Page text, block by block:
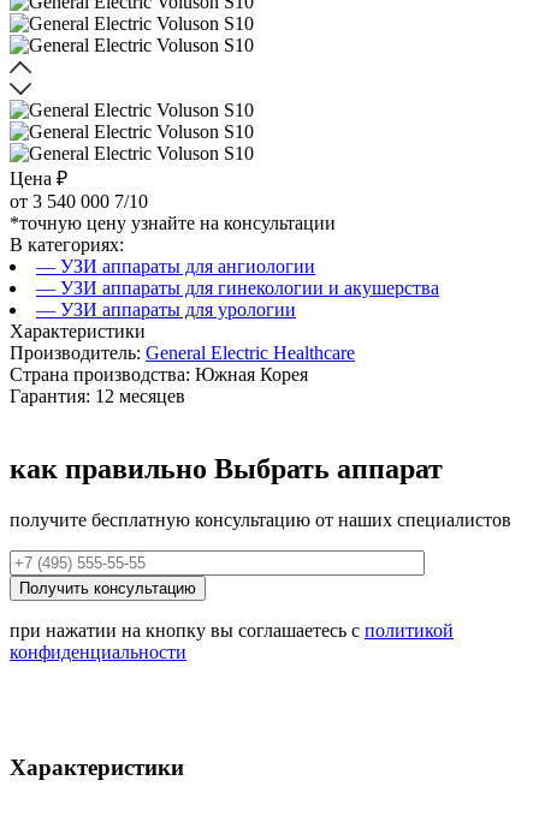
Цена ₽
от 3 540 000 7/10
*точную цену узнайте на консультации
В категориях:
— УЗИ аппараты для ангиологии
— УЗИ аппараты для гинекологии и акушерства
— УЗИ аппараты для урологии
Характеристики
Производитель: General Electric Healthcare
Страна производства: Южная Корея
Гарантия: 12 месяцев
как правильно Выбрать аппарат
получите бесплатную консультацию от наших специалистов
при нажатии на кнопку вы соглашаетесь с политикой
конфиденциальности
Характеристики